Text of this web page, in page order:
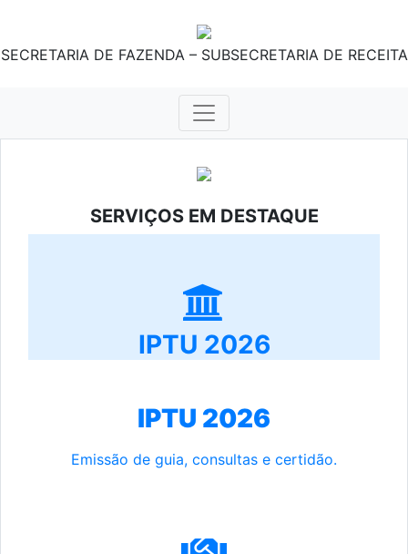
SECRETARIA DE FAZENDA – SUBSECRETARIA DE RECEITA
SERVIÇOS EM DESTAQUE
IPTU 2026
IPTU 2026
Emissão de guia, consultas e certidão.